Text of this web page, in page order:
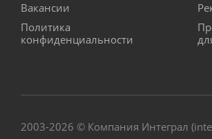
Вакансии
Политика
конфиденциальности
2003-2026 © Компания Интеграл